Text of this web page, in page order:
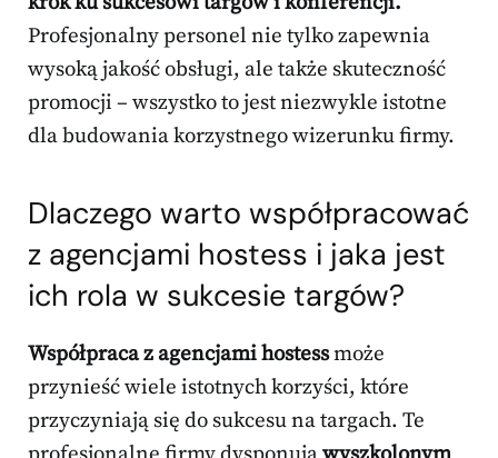
Profesjonalny personel nie tylko zapewnia
wysoką jakość obsługi, ale także skuteczność
promocji – wszystko to jest niezwykle istotne
dla budowania korzystnego wizerunku firmy.
Dlaczego warto współpracować
z agencjami hostess i jaka jest
ich rola w sukcesie targów?
Współpraca z agencjami hostessmoże
przynieść wiele istotnych korzyści, które
przyczyniają się do sukcesu na targach. Te